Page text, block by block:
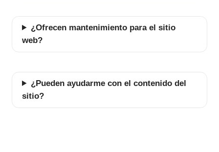
¿Ofrecen mantenimiento para el sitio
web?
¿Pueden ayudarme con el contenido del
sitio?